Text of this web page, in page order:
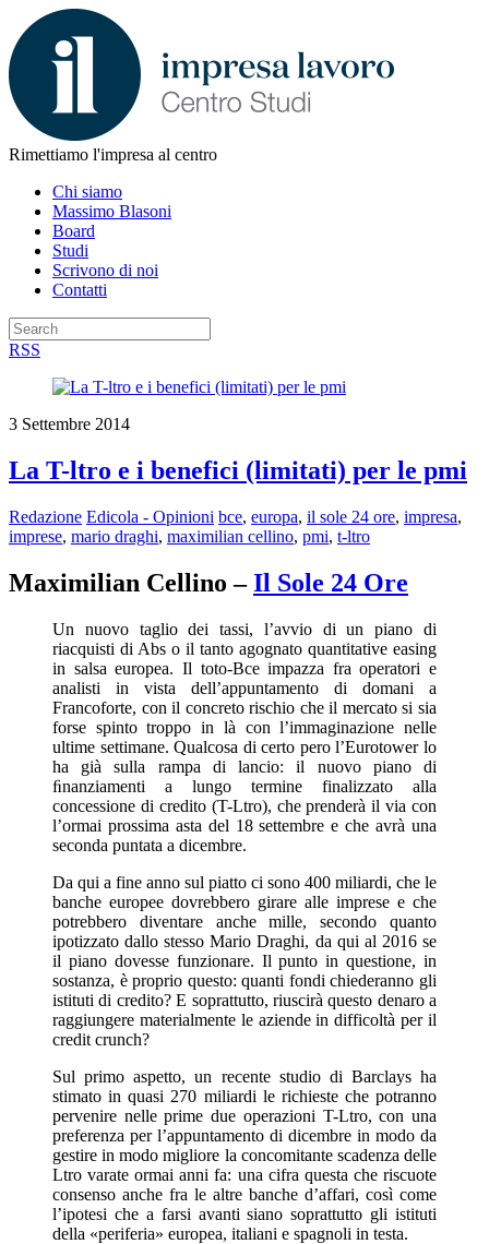
Rimettiamo l'impresa al centro
Chi siamo
Massimo Blasoni
Board
Studi
Scrivono di noi
Contatti
RSS
3 Settembre 2014
La T-ltro e i benefici (limitati) per le pmi
Redazione Edicola - Opinioni bce, europa, il sole 24 ore, impresa,
imprese, mario draghi, maximilian cellino, pmi, t-ltro
Maximilian Cellino –Il Sole 24 Ore
Un nuovo taglio dei tassi, l’avvio di un piano di
riacquisti di Abs o il tanto agognato quantitative easing
in salsa europea. Il toto-Bce impazza fra operatori e
analisti in vista dell’appuntamento di domani a
Francoforte, con il concreto rischio che il mercato si sia
forse spinto troppo in là con l’immaginazione nelle
ultime settimane. Qualcosa di certo pero l’Eurotower lo
ha già sulla rampa di lancio: il nuovo piano di
ﬁnanziamenti a lungo termine finalizzato alla
concessione di credito (T-Ltro), che prenderà il via con
l’ormai prossima asta del 18 settembre e che avrà una
seconda puntata a dicembre.
Da qui a fine anno sul piatto ci sono 400 miliardi, che le
banche europee dovrebbero girare alle imprese e che
potrebbero diventare anche mille, secondo quanto
ipotizzato dallo stesso Mario Draghi, da qui al 2016 se
il piano dovesse funzionare. Il punto in questione, in
sostanza, è proprio questo: quanti fondi chiederanno gli
istituti di credito? E soprattutto, riuscirà questo denaro a
raggiungere materialmente le aziende in difficoltà per il
credit crunch?
Sul primo aspetto, un recente studio di Barclays ha
stimato in quasi 270 miliardi le richieste che potranno
pervenire nelle prime due operazioni T-Ltro, con una
preferenza per l’appuntamento di dicembre in modo da
gestire in modo migliore la concomitante scadenza delle
Ltro varate ormai anni fa: una cifra questa che riscuote
consenso anche fra le altre banche d’affari, così come
l’ipotesi che a farsi avanti siano soprattutto gli istituti
della «periferia» europea, italiani e spagnoli in testa.